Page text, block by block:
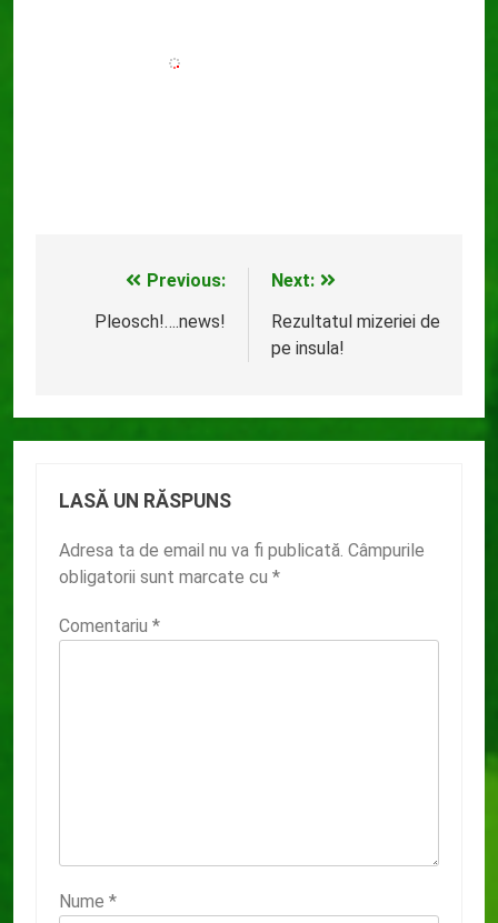
NavigarePrevious:
Pleosch!….news!
Next:
Rezultatul mizeriei de
pe insula!
LASĂ UN RĂSPUNS
Adresa ta de email nu va fi publicată. Câmpurile
obligatorii sunt marcate cu *
Comentariu *
Nume *